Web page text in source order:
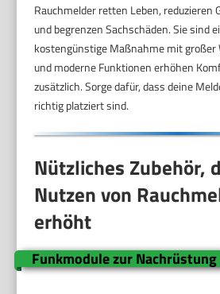
Rauchmelder retten Leben, reduzieren
und begrenzen Sachschäden. Sie sind
kostengünstige Maßnahme mit großer
und moderne Funktionen erhöhen
zusätzlich. Sorge dafür, dass deine
richtig platziert sind.
Nützliches Zubehör,
Nutzen von
erhöht
Funkmodule zur Nachrüstung